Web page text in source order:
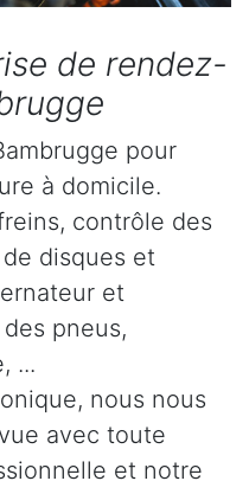
de rendez-
pour
à domicile.
contrôle des
disques et
et
pneus,
...
nous nous
avec toute
et notre